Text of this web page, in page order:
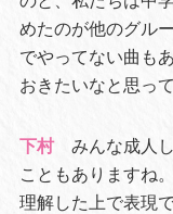
めたのが他のグル
でやってない曲も
おきたいなと思って
下村
みんな成人
こともありますね
理解した上で表現